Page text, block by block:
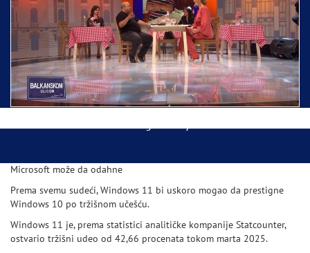
Ispraćaj Pojasa Presvete Bogorodice danas iz
Hrama Svetog Save
Microsoft može da odahne
Prema svemu sudeći, Windows 11 bi uskoro mogao da prestigne
Windows 10 po tržišnom učešću.
Windows 11 je, prema statistici analitičke kompanije Statcounter,
ostvario tržišni udeo od 42,66 procenata tokom marta 2025.